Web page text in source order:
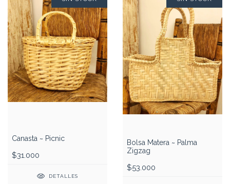
Canasta ~ Picnic
$31.000
DETALLES
Bolsa Matera ~ Palma
Zigzag
$53.000